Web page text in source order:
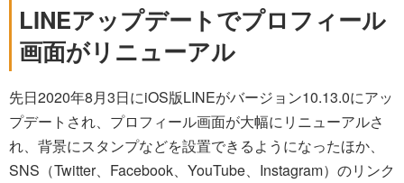
LINEアップデートでプロフィール
画面がリニューアル
先日2020年8月3日にiOS版LINEがバージョン10.13.0にアッ
プデートされ、プロフィール画面が大幅にリニューアルさ
れ、背景にスタンプなどを設置できるようになったほか、
SNS（Twitter、Facebook、YouTube、Instagram）のリンク